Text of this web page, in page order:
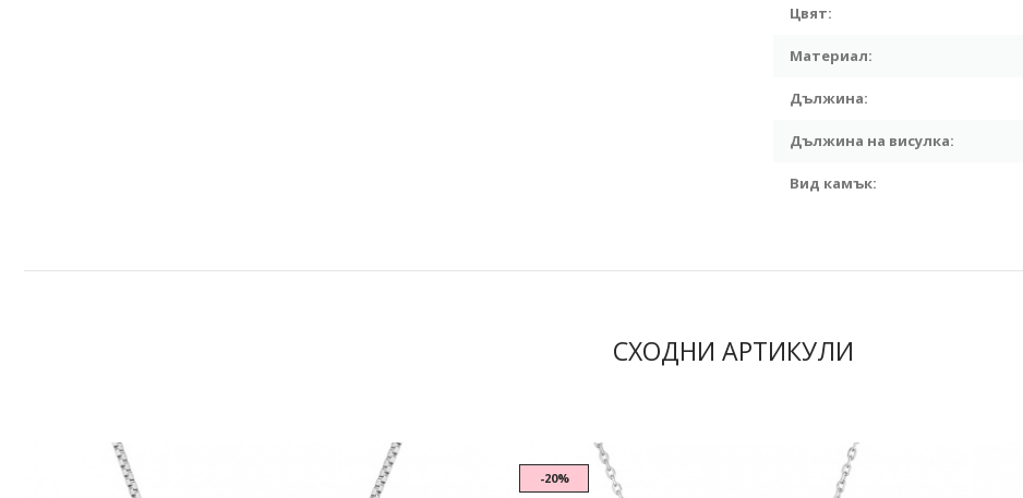
Цвят:
Материал:
Дължина:
Дължина на висулка:
Вид камък:
СХОДНИ АРТИКУЛИ
-20%